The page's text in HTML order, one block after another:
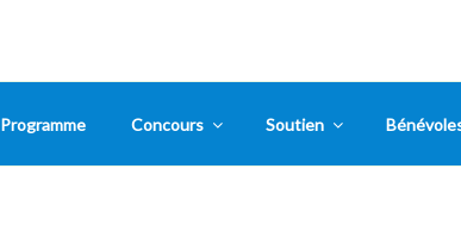
Programme Concours Soutien